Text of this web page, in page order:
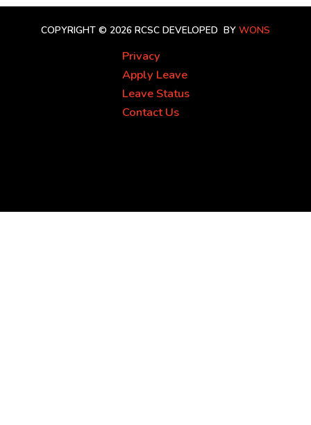
COPYRIGHT © 2026 RCSC DEVELOPED BY WONS
Privacy
Apply Leave
Leave Status
Contact Us